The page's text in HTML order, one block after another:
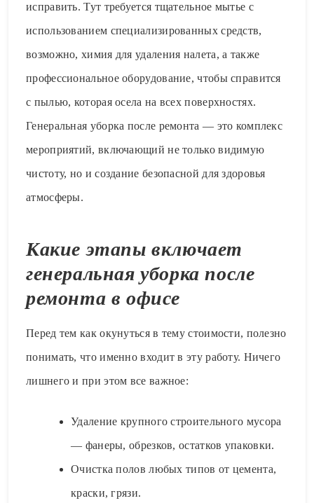
исправить. Тут требуется тщательное мытье с
использованием специализированных средств,
возможно, химия для удаления налета, а также
профессиональное оборудование, чтобы справится
с пылью, которая осела на всех поверхностях.
Генеральная уборка после ремонта — это комплекс
мероприятий, включающий не только видимую
чистоту, но и создание безопасной для здоровья
атмосферы.
Какие этапы включает
генеральная уборка после
ремонта в офисе
Перед тем как окунуться в тему стоимости, полезно
понимать, что именно входит в эту работу. Ничего
лишнего и при этом все важное:
Удаление крупного строительного мусора
— фанеры, обрезков, остатков упаковки.
Очистка полов любых типов от цемента,
краски, грязи.